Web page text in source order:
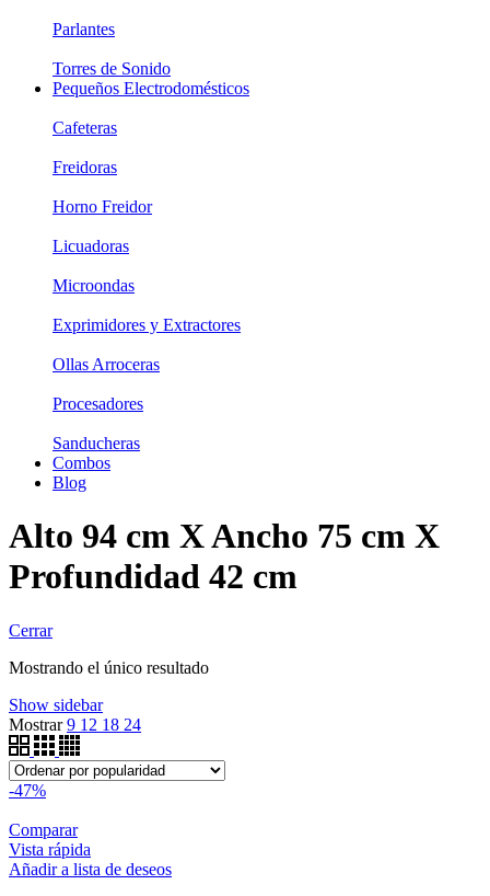
Parlantes
Torres de Sonido
Pequeños Electrodomésticos
Cafeteras
Freidoras
Horno Freidor
Licuadoras
Microondas
Exprimidores y Extractores
Ollas Arroceras
Procesadores
Sanducheras
Combos
Blog
Alto 94 cm X Ancho 75 cm X
Profundidad 42 cm
Cerrar
Mostrando el único resultado
Show sidebar
Mostrar9 12 18 24
-47%
Comparar
Vista rápida
Añadir a lista de deseos